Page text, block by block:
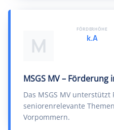
M
MSGS MV –
Das MSGS MV
seniorenrelevante
Vorpommern.
FÖRDERHÖHE
k.A